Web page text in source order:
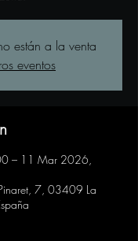
están a la venta
eventos
– 11 Mar 2026,
7, 03409 La